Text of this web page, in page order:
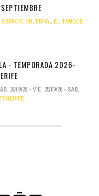
ESPACIO CULTURAL EL TANQUE
- TEMPORADA 2026-
19/09/26 - VIE, 25/09/26 - SÁB,